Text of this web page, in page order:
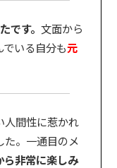
です。 文面から
いる自分も元
人間性に惹かれ
。一通目のメ
ら非常に楽しみ